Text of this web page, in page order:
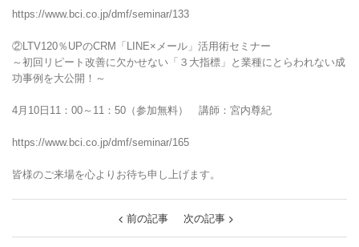
https://www.bci.co.jp/dmf/seminar/133
②LTV120％UPのCRM「LINE×メール」活用術セミナー
～初回リピート改善に欠かせない「３大指標」と業種にとらわれない成
功事例を大公開！～
4月10日11：00～11：50（参加無料） 講師：宮内尊紀
https://www.bci.co.jp/dmf/seminar/165
皆様のご来場を心よりお待ち申し上げます。
前の記事 次の記事